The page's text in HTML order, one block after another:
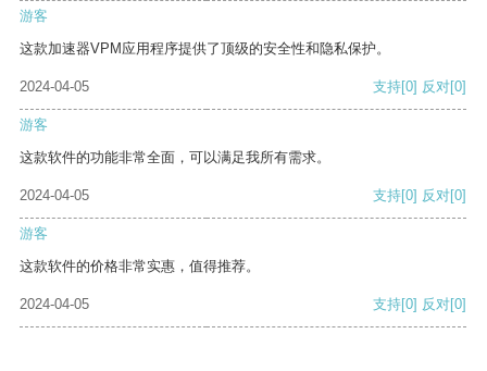
游客
这款加速器VPM应用程序提供了顶级的安全性和隐私保护。
2024-04-05 支持[0] 反对[0]
游客
这款软件的功能非常全面，可以满足我所有需求。
2024-04-05 支持[0] 反对[0]
游客
这款软件的价格非常实惠，值得推荐。
2024-04-05 支持[0] 反对[0]